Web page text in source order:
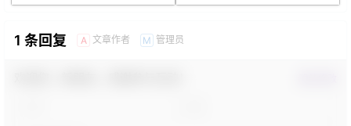
1 条回复 A 文章作者 M 管理员